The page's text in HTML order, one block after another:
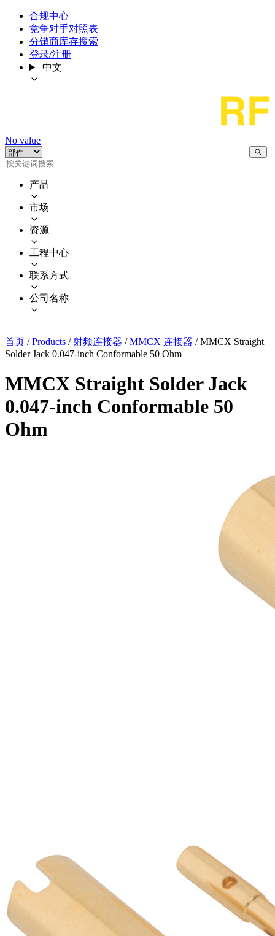
合规中心
竞争对手对照表
分销商库存搜索
登录/注册
中文
No value
产品
市场
资源
工程中心
联系方式
公司名称
首页 / Products / 射频连接器 / MMCX 连接器 / MMCX Straight
Solder Jack 0.047-inch Conformable 50 Ohm
MMCX Straight Solder Jack
0.047-inch Conformable 50
Ohm